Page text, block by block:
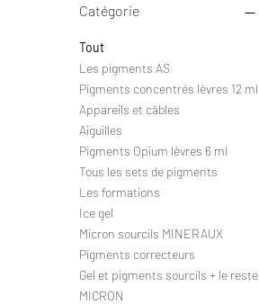
Catégorie
Tout
Les pigments AS
Pigments concentrés lèvres 12 ml
Appareils et câbles
Aiguilles
Pigments Opium lèvres 6 ml
Tous les sets de pigments
Les formations
Ice gel
Micron sourcils MINERAUX
Pigments correcteurs
Gel et pigments sourcils + le reste
MICRON